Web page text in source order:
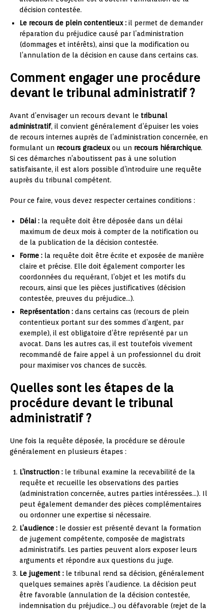
décision contestée.
Le recours de plein contentieux : il permet de demander
réparation du préjudice causé par l’administration
(dommages et intérêts), ainsi que la modification ou
l’annulation de la décision en cause dans certains cas.
Comment engager une procédure
devant le tribunal administratif ?
Avant d’envisager un recours devant le tribunal
administratif, il convient généralement d’épuiser les voies
de recours internes auprès de l’administration concernée, en
formulant un recours gracieuxou un recours hiérarchique.
Si ces démarches n’aboutissent pas à une solution
satisfaisante, il est alors possible d’introduire une requête
auprès du tribunal compétent.
Pour ce faire, vous devez respecter certaines conditions :
Délai : la requête doit être déposée dans un délai
maximum de deux mois à compter de la notification ou
de la publication de la décision contestée.
Forme : la requête doit être écrite et exposée de manière
claire et précise. Elle doit également comporter les
coordonnées du requérant, l’objet et les motifs du
recours, ainsi que les pièces justificatives (décision
contestée, preuves du préjudice…).
Représentation : dans certains cas (recours de plein
contentieux portant sur des sommes d’argent, par
exemple), il est obligatoire d’être représenté par un
avocat. Dans les autres cas, il est toutefois vivement
recommandé de faire appel à un professionnel du droit
pour maximiser vos chances de succès.
Quelles sont les étapes de la
procédure devant le tribunal
administratif ?
Une fois la requête déposée, la procédure se déroule
généralement en plusieurs étapes :
L’instruction : le tribunal examine la recevabilité de la
requête et recueille les observations des parties
(administration concernée, autres parties intéressées…). Il
peut également demander des pièces complémentaires
ou ordonner une expertise si nécessaire.
L’audience : le dossier est présenté devant la formation
de jugement compétente, composée de magistrats
administratifs. Les parties peuvent alors exposer leurs
arguments et répondre aux questions du juge.
Le jugement : le tribunal rend sa décision, généralement
quelques semaines après l’audience. La décision peut
être favorable (annulation de la décision contestée,
indemnisation du préjudice…) ou défavorable (rejet de la